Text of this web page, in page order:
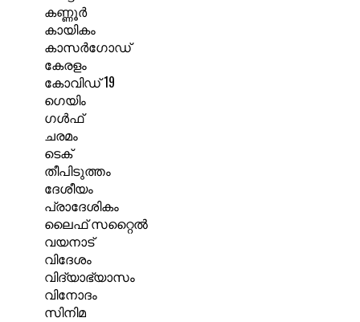
കണ്ണൂർ
കായികം
കാസർഗോഡ്
കേരളം
കോവിഡ് 19
ഗെയിം
ഗൾഫ്
ചരമം
ടെക്
തീപിടുത്തം
ദേശീയം
പ്രാദേശികം
ലൈഫ് സറ്റൈൽ
വയനാട്
വിദേശം
വിദ്യാഭ്യാസം
വിനോദം
സിനിമ